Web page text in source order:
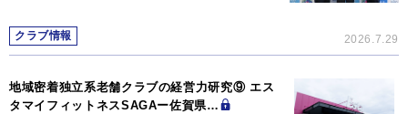
クラブ情報 2026.7.29
地域密着独立系老舗クラブの経営力研究⑨ エス
タマイフィットネスSAGAー佐賀県…